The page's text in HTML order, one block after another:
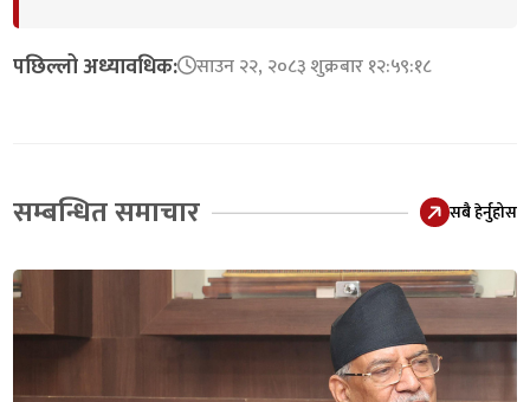
पछिल्लो अध्यावधिक: साउन २२, २०८३ शुक्रबार १२:५९:१८
सम्बन्धित समाचार सबै हेर्नुहोस